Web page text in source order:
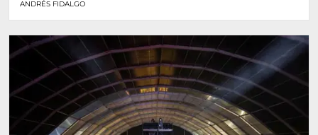
ANDRÉS FIDALGO